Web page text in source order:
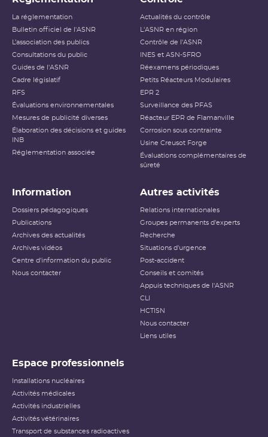
La réglementation
Bulletin officiel de l'ASNR
L’association des publics
Consultations du public
Guides de l'ASNR
Cadre législatif
RFS
Évaluations environnementales
Mesures de publicité diverses
Élaboration des décisions et guides
INB
Réglementation associée
Actualités du contrôle
L'ASNR en région
Contrôle de l'ASNR
INES et ASN-SFRO
Réexamens périodiques
Petits Réacteurs Modulaires
EPR 2
Surveillance des PFAS
Réacteur EPR de Flamanville
Corrosion sous contrainte
Usine Creusot Forge
Évaluations complémentaires de
sûreté
Information
Dossiers pédagogiques
Publications
Archives des actualités
Archives vidéos
Centre d'information du public
Nous contacter
Autres activités
Relations internationales
Groupes permanents d'experts
Recherche
Situations d'urgence
Post-accident
Conseils et comités
Appuis techniques de l'ASNR
CLI
HCTISN
Nous contacter
Liens utiles
Espace professionnels
Installations nucléaires
Activités médicales
Activités industrielles
Activités vétérinaires
Transport de substances radioactives